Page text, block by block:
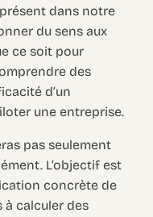
dans notre
du sens aux
ce soit pour
des
d’un
une entreprise.
pas seulement
L’objectif est
concrète de
à calculer des